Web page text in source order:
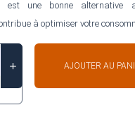
est une bonne alternative
à optimiser votre
AJOUTER AU